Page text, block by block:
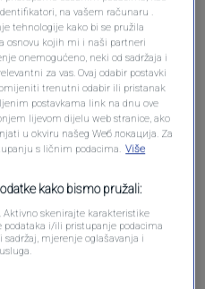
na vašem računaru .
tehnologije kako bi se pružila
osnovu kojih mi i naši partneri
onemogućeno, neki od sadržaja i
za vas. Ovaj odabir postavki
trenutni odabir ili pristanak
postavkama link na dnu ove
lijevom dijelu web stranice, ako
u okviru našeg Wеб локација. Za
s ličnim podacima. Više
kako bismo pružali:
Aktivno skenirajte karakteristike
i/ili pristupanje podacima
sadržaj, mjerenje oglašavanja i